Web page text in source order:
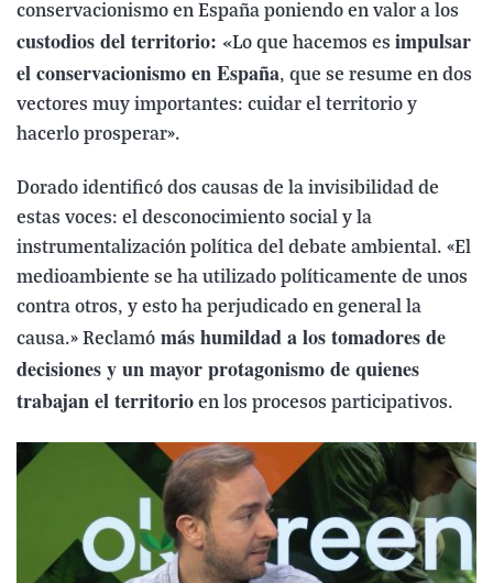
conservacionismo en España poniendo en valor a los
custodios del territorio: «Lo que hacemos es impulsar
el conservacionismo en España, que se resume en dos
vectores muy importantes: cuidar el territorio y
hacerlo prosperar».
Dorado identificó dos causas de la invisibilidad de
estas voces: el desconocimiento social y la
instrumentalización política del debate ambiental. «El
medioambiente se ha utilizado políticamente de unos
contra otros, y esto ha perjudicado en general la
causa.» Reclamó más humildad a los tomadores de
decisiones y un mayor protagonismo de quienes
trabajan el territorio en los procesos participativos.